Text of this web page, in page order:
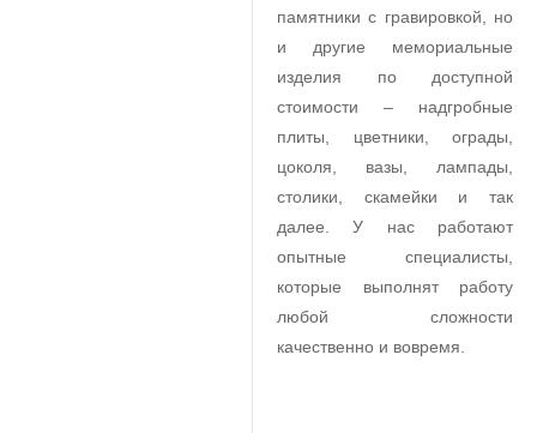
памятники с гравировкой, но
и другие мемориальные
изделия по доступной
стоимости – надгробные
плиты, цветники, ограды,
цоколя, вазы, лампады,
столики, скамейки и так
далее. У нас работают
опытные специалисты,
которые выполнят работу
любой сложности
качественно и вовремя.